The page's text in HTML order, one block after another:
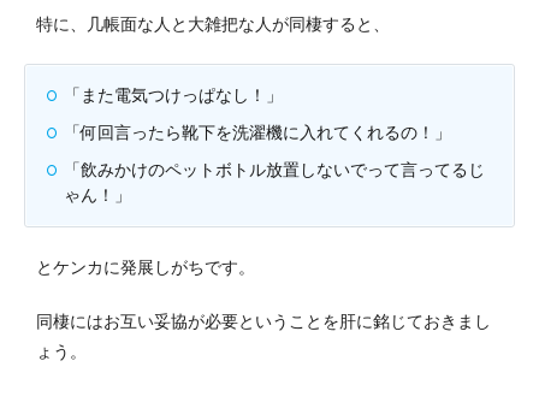
特に、几帳面な人と大雑把な人が同棲すると、
「また電気つけっぱなし！」
「何回言ったら靴下を洗濯機に入れてくれるの！」
「飲みかけのペットボトル放置しないでって言ってるじ
ゃん！」
とケンカに発展しがちです。
同棲にはお互い妥協が必要ということを肝に銘じておきまし
ょう。